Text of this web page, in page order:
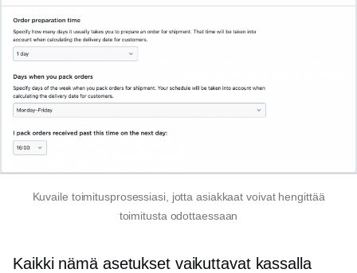
Kuvaile toimitusprosessiasi, jotta asiakkaat voivat hengittää
toimitusta odottaessaan
Kaikki nämä asetukset vaikuttavat kassalla